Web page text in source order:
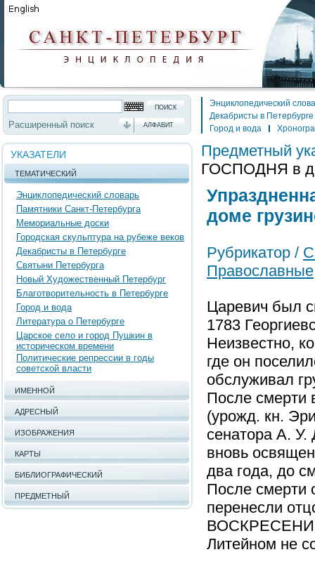
Расширенный поиск АЛФАВИТ
УКАЗАТЕЛИ
ТЕМАТИЧЕСКИЙ
Энциклопедический словарь
Памятники Санкт-Петербурга
Мемориальные доски
Городская скульптура на рубеже веков
Декабристы в Петербурге
Святыни Петербурга
Новый Художественный Петербург
Благотворительность в Петербурге
Город и вода
Литература о Петербурге
Царское село и город Пушкин в
историческом времени
Политические репрессии в годы
советской власти
ИМЕННОЙ
АДРЕСНЫЙ
ИЗОБРАЖЕНИЯ
КАРТЫ
БИБЛИОГРАФИЧЕСКИЙ
ПРЕДМЕТНЫЙ
Энциклопедический
Декабристы в Петербурге
Город и вода
Предметный
ГОСПОДНЯ в
доме
Рубрикатор /
Православные
Царевич был
1783
Неизвестно,
где он
обслуживал
После смерти
(урожд. кн.
сенатора А. У.
вновь
два года, до
После смерти
перенесли
ВОСКРЕСЕНИЯ
Литейном не